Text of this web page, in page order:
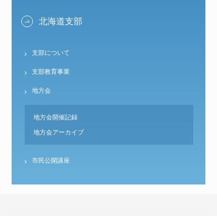
北海道支部
支部について
支部教育事業
地方会
地方会開催記録
地方会アーカイブ
市民公開講座